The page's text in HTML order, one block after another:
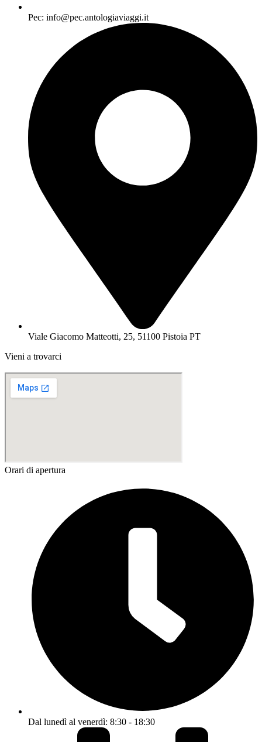
Pec: info@pec.antologiaviaggi.it
Viale Giacomo Matteotti, 25, 51100 Pistoia PT
Vieni a trovarci
Orari di apertura
Dal lunedì al venerdì: 8:30 - 18:30